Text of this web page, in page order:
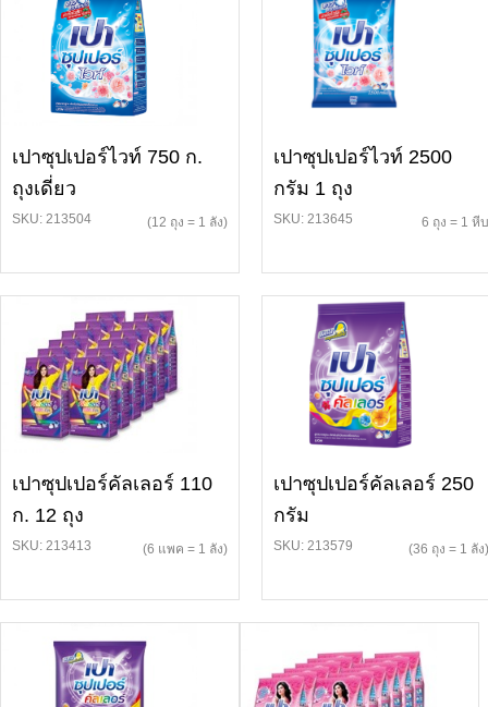
เปาซุปเปอร์ไวท์ 750 ก.
ถุงเดี่ยว
SKU: 213504 (12 ถุง = 1 ลัง)
เปาซุปเปอร์ไวท์ 2500
กรัม 1 ถุง
SKU: 213645 6 ถุง = 1 หีบ
เปาซุปเปอร์คัลเลอร์ 110
ก. 12 ถุง
SKU: 213413 (6 แพค = 1 ลัง)
เปาซุปเปอร์คัลเลอร์ 250
กรัม
SKU: 213579 (36 ถุง = 1 ลัง)